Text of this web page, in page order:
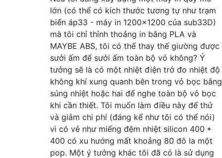
lớn (có thể có kích thước tương tự như trạm
biến áp33 - máy in 1200x1200 của sub33D)
mà tôi chỉ thỉnh thoảng in bằng PLA và
MAYBE ABS, tôi có thể thay thế giường được
sưởi ấm để sưởi ấm toàn bộ vỏ không? Ý
tưởng sẽ là có một nhiệt điện trở đo nhiệt độ
không khí xung quanh bên trong vỏ bọc bằng
súng nhiệt hoặc hai để nghe toàn bộ vỏ bọc
khi cần thiết. Tôi muốn làm điều này để thử
và giảm chi phí (đáng kể như tôi có thể nói)
vì có vẻ như miếng đệm nhiệt silicon 400 *
400 có xu hướng mất khoảng 80 đô la một
pop. Một ý tưởng khác tôi đã có là sử dụng